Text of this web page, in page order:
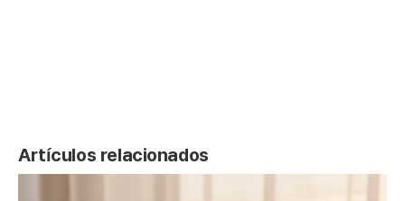
Artículos relacionados